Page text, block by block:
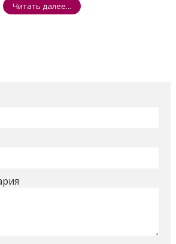
и мин! Цвета и внешний
Читать далее...